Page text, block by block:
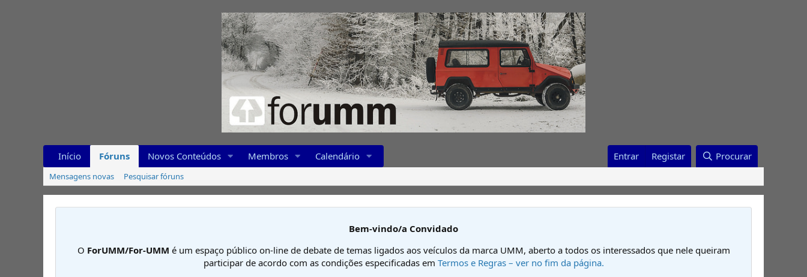
Início Fóruns Novos Conteúdos Membros Calendário Entrar Registar Procurar
Mensagens novas Pesquisar fóruns
Bem-vindo/a Convidado
O ForUMM/For-UMM é um espaço público on-line de debate de temas ligados aos veículos da marca UMM, aberto a todos os interessados que nele queiram
participar de acordo com as condições especificadas em Termos e Regras – ver no fim da página.